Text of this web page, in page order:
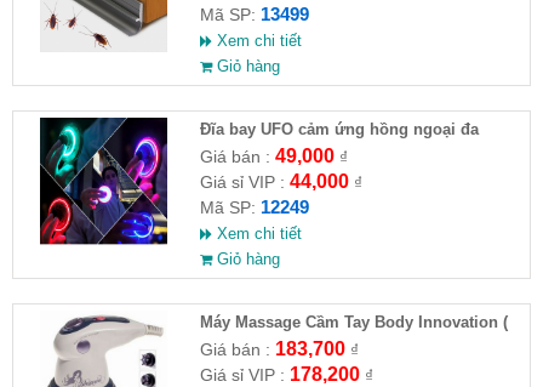
Mã SP: 13499
Xem chi tiết
Giỏ hàng
Đĩa bay UFO cảm ứng hồng ngoại đa
chiều tự động bay về
Giá bán : 49,000₫
Giá sỉ VIP : 44,000₫
Mã SP: 12249
Xem chi tiết
Giỏ hàng
Máy Massage Cầm Tay Body Innovation (
HĐ )
Giá bán : 183,700₫
Giá sỉ VIP : 178,200₫